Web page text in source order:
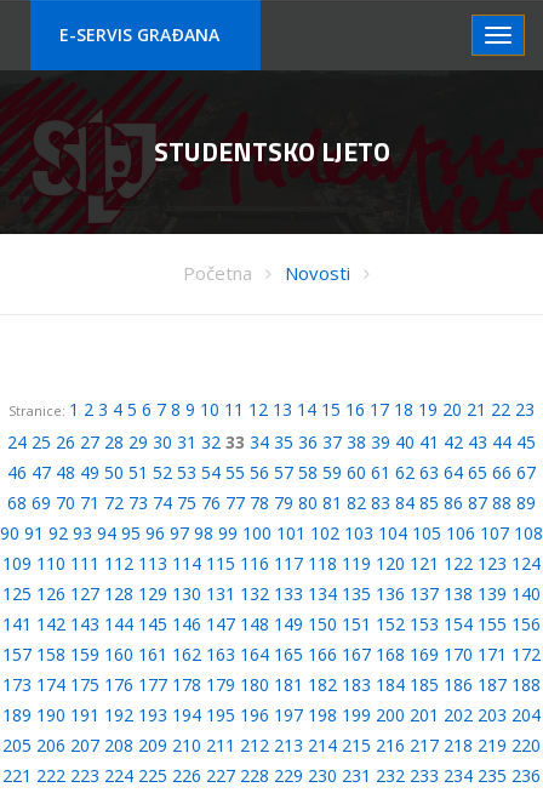
E-SERVIS GRAÐANA
STUDENTSKO LJETO
Početna Novosti
Stranice: 1 2 3 4 5 6 7 8 9 10 11 12 13 14 15 16 17 18 19 20 21 22 23
24 25 26 27 28 29 30 31 32 33 34 35 36 37 38 39 40 41 42 43 44 45
46 47 48 49 50 51 52 53 54 55 56 57 58 59 60 61 62 63 64 65 66 67
68 69 70 71 72 73 74 75 76 77 78 79 80 81 82 83 84 85 86 87 88 89
90 91 92 93 94 95 96 97 98 99 100 101 102 103 104 105 106 107 108
109 110 111 112 113 114 115 116 117 118 119 120 121 122 123 124
125 126 127 128 129 130 131 132 133 134 135 136 137 138 139 140
141 142 143 144 145 146 147 148 149 150 151 152 153 154 155 156
157 158 159 160 161 162 163 164 165 166 167 168 169 170 171 172
173 174 175 176 177 178 179 180 181 182 183 184 185 186 187 188
189 190 191 192 193 194 195 196 197 198 199 200 201 202 203 204
205 206 207 208 209 210 211 212 213 214 215 216 217 218 219 220
221 222 223 224 225 226 227 228 229 230 231 232 233 234 235 236